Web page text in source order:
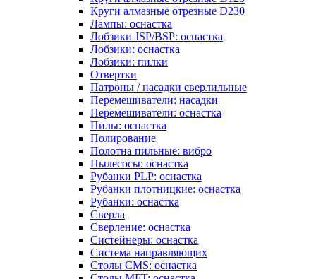
Круги алмазные отрезные D230
Лампы: оснастка
Лобзики JSP/BSP: оснастка
Лобзики: оснастка
Лобзики: пилки
Отвертки
Патроны / насадки сверлильные
Перемешиватели: насадки
Перемешиватели: оснастка
Пилы: оснастка
Полирование
Полотна пильные: вибро
Пылесосы: оснастка
Рубанки PLP: оснастка
Рубанки плотницкие: оснастка
Рубанки: оснастка
Сверла
Сверление: оснастка
Систейнеры: оснастка
Система направляющих
Столы CMS: оснастка